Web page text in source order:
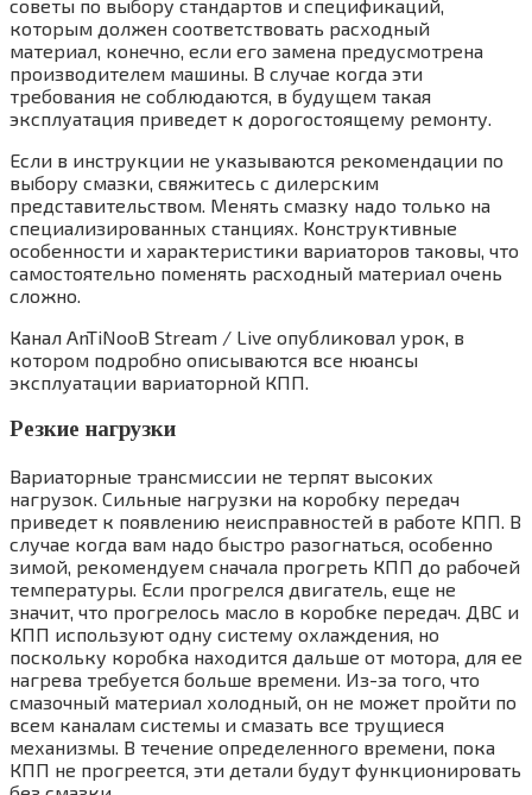
советы по выбору стандартов и спецификаций,
которым должен соответствовать расходный
материал, конечно, если его замена предусмотрена
производителем машины. В случае когда эти
требования не соблюдаются, в будущем такая
эксплуатация приведет к дорогостоящему ремонту.
Если в инструкции не указываются рекомендации по
выбору смазки, свяжитесь с дилерским
представительством. Менять смазку надо только на
специализированных станциях. Конструктивные
особенности и характеристики вариаторов таковы, что
самостоятельно поменять расходный материал очень
сложно.
Канал AnTiNooB Stream / Live опубликовал урок, в
котором подробно описываются все нюансы
эксплуатации вариаторной КПП.
Резкие нагрузки
Вариаторные трансмиссии не терпят высоких
нагрузок. Сильные нагрузки на коробку передач
приведет к появлению неисправностей в работе КПП. В
случае когда вам надо быстро разогнаться, особенно
зимой, рекомендуем сначала прогреть КПП до рабочей
температуры. Если прогрелся двигатель, еще не
значит, что прогрелось масло в коробке передач. ДВС и
КПП используют одну систему охлаждения, но
поскольку коробка находится дальше от мотора, для ее
нагрева требуется больше времени. Из-за того, что
смазочный материал холодный, он не может пройти по
всем каналам системы и смазать все трущиеся
механизмы. В течение определенного времени, пока
КПП не прогреется, эти детали будут функционировать